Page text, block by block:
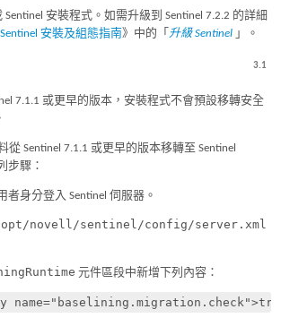
Sentinel 安裝程式。如需升級到 Sentinel 7.2.2 的詳細
Sentinel 安裝及組態指南》中的「 升級 Sentinel 」。
3.1
7.1.1 或更早的版本，安裝程式不會預設移轉安全
從 Sentinel 7.1.1 或更早的版本移轉至 Sentinel
步驟：
者身分登入 Sentinel 伺服器。
novell/sentinel/config/server.xml
元件區段中新增下列內容：